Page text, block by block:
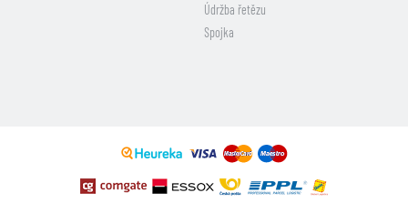
Údržba řetězu
Spojka